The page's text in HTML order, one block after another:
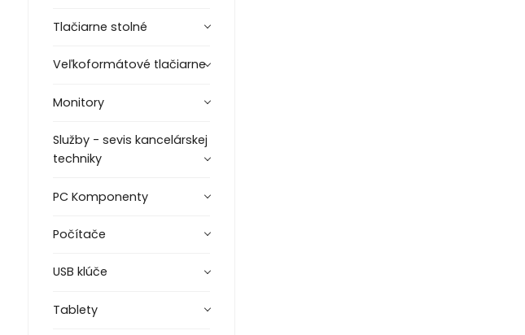
Tlačiarne stolné
Veľkoformátové tlačiarne
Monitory
Služby - sevis kancelárskej
techniky
PC Komponenty
Počítače
USB klúče
Tablety